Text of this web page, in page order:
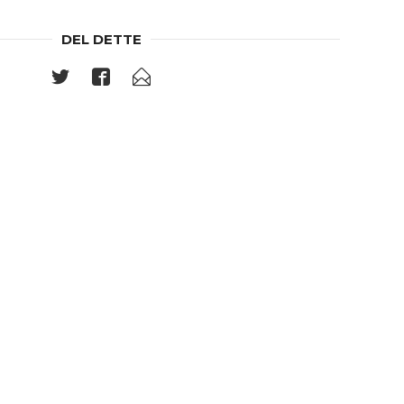
DEL DETTE